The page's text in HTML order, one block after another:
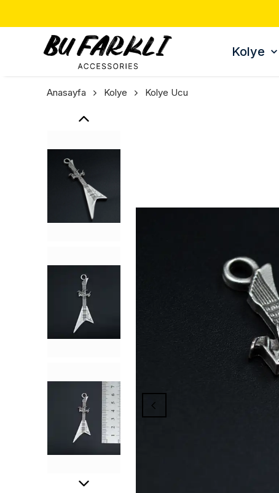
Kolye
Anasayfa Kolye Kolye Ucu